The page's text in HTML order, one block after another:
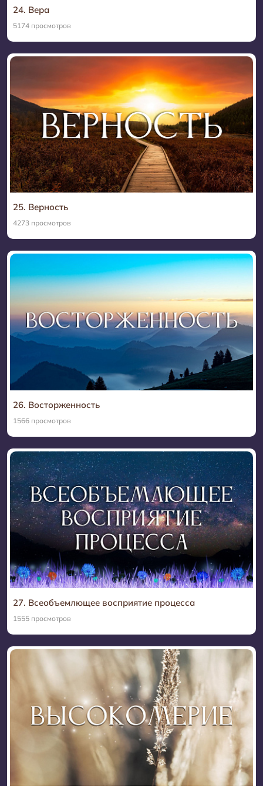
24. Вера
5174 просмотров
25. Верность
4273 просмотров
26. Восторженность
1566 просмотров
27. Всеобъемлющее восприятие процесса
1555 просмотров